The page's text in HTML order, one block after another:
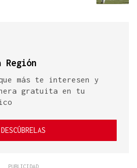
Región
más te interesen y
gratuita en tu
DESCÚBRELAS